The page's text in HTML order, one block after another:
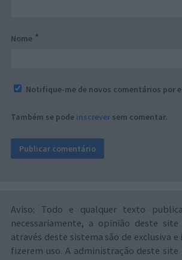
Nome *
Notifique-me de novos comentários por
Também se pode inscrever sem comentar.
Aviso: Todo e qualquer texto
necessariamente, a opinião deste
através deste sistema são de exclusiva
fizerem uso. A administração deste